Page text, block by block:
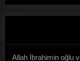
Allah İbrahimin oğlu